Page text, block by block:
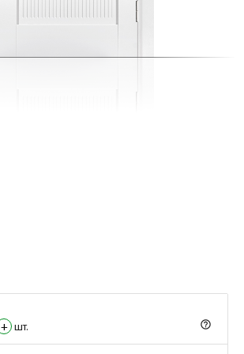
+ шт. help_outline